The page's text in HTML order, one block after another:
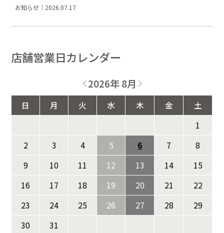
お知らせ｜2026.07.17
店舗営業日カレンダー
2026年 8月
日 月 火 水 木 金
土
1
2
3 4 5 6 7
8
9
10 11 12 13 14
15
16
17 18 19 20 21
22
23
24 25 26 27 28
29
30
31